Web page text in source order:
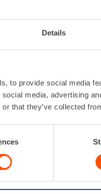
Details
to provide social media
media, advertising
that they’ve collected
Jännite
Kierrosluku